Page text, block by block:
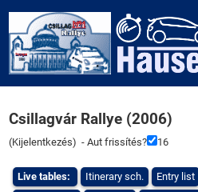
Csillagvár Rallye (2006)
(Kijelentkezés) - Aut frissítés? 16
Live tables: Itinerary sch. Entry list